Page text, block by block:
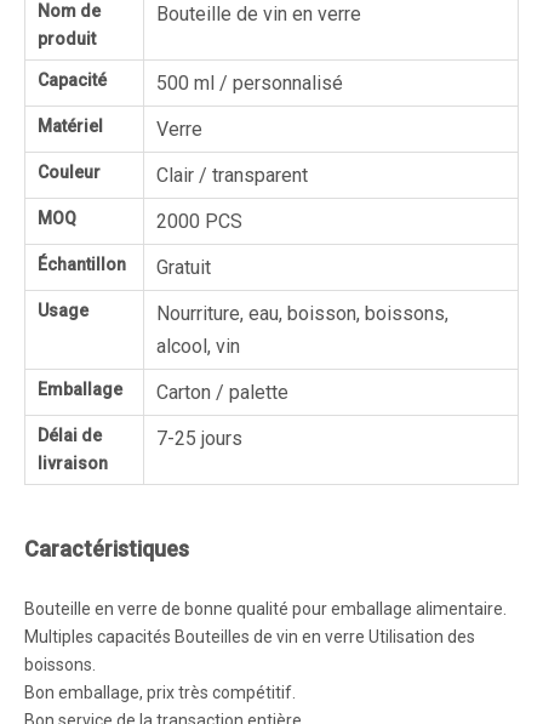
Nom de
produit
Bouteille de vin en verre
Capacité 500 ml / personnalisé
Matériel Verre
Couleur Clair / transparent
MOQ 2000 PCS
Échantillon Gratuit
Usage
Nourriture, eau, boisson, boissons,
alcool, vin
Emballage Carton / palette
Délai de
livraison
7-25 jours
Caractéristiques
Bouteille en verre de bonne qualité pour emballage alimentaire.
Multiples capacités Bouteilles de vin en verre Utilisation des
boissons.
Bon emballage, prix très compétitif.